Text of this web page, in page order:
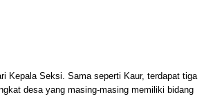
Kepala Seksi. Sama seperti Kaur, terdapat tiga
desa yang masing-masing memiliki bidang